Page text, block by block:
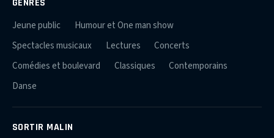
Jeune public
Humour et One man show
Spectacles musicaux
Lectures
Concerts
Comédies et boulevard
Classiques
Contemporains
Danse
SORTIR MALIN